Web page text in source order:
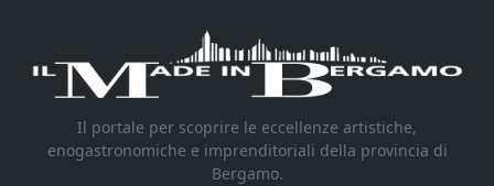
Il portale per scoprire le eccellenze artistiche,
enogastronomiche e imprenditoriali della provincia di
Bergamo.